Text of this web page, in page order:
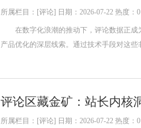
所属栏目：[评论] 日期：2026-07-22 热度：0
在数字化浪潮的推动下，评论数据正成
产品优化的深层线索。通过技术手段对这
评论区藏金矿：站长内核
所属栏目：[评论] 日期：2026-07-22 热度：0